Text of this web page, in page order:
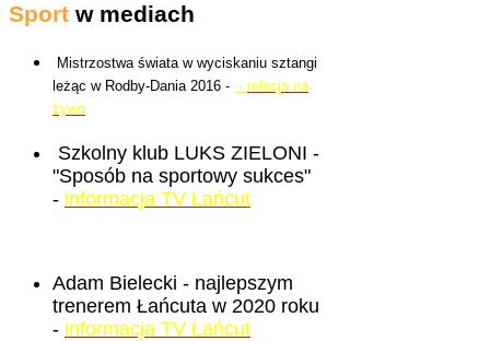
Sport w mediach
Mistrzostwa świata w wyciskaniu sztangi
leżąc w Rodby-Dania 2016 - - relacja na
żywo
Szkolny klub LUKS ZIELONI -
"Sposób na sportowy sukces"
- informacja TV Łańcut
Adam Bielecki - najlepszym
trenerem Łańcuta w 2020 roku
- informacja TV Łańcut